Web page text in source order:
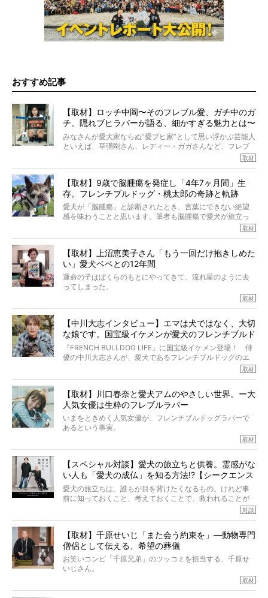
おすすめ記事
【取材】ロッチ中岡〜そのフレブル愛、ガチ中のガ
チ。隠れブヒラバーが語る、細かすぎる魅力とは〜
【前編】
みなさんが愛犬家ならぬ“愛ブヒ家”として思い浮かぶ芸能人
といえば、草彅剛さん、レディー・ガガさんなど、フレブ
ルを飼っている方が多いと思います。が、ロッチ中岡さん
んのインスタグラムを覗くと、たくさんのフレブルアカウ
ントがフォローされていて、わが『FRENCH BULLDOG
LIFE』モデルのnicoやトーラスも、その中の一頭。
そんな中岡さんに、フレブルの魅力を語っていただきまし
た。そのブヒ愛っぷりは、思ってた以上！ ガチ中のガチ
取材
【取材】9歳で脳腫瘍を発症し「4年7ヶ月間」生
存。フレンチブルドッグ・桃太郎の奇跡と軌跡
愛犬が「脳腫瘍」と診断されたとき、言葉にできない絶望
感を味わうことと思います。筆者も脳腫瘍で愛犬が旅立っ
たひとり。だからこそ、どれほど厄介で困難な病気かを理
ところが、フレンチブルドッグの桃太郎は9歳で脳腫瘍を発
症し、なんと4年7ヶ月間も生き抜いたのです。旅立ったと
きの年齢は13歳と11ヶ月、レジェンド級のレジェンドでし
た。さらには、治療後3年間は一度も発作が起きなかったと
いいます。
この事実はフレンチブルドッグだけでなく、脳腫瘍と闘う
太郎のオーナーである佐藤さんご夫婦に、治療の選択やケ
アについて詳しくお話しをうかがいました。
取材
【取材】上沼恵美子さん「もう一回だけ抱きしめた
い」愛犬ベベとの12年間
運命の子はぼくらのもとにやってきて、流れ星のように去
ってしまった。
り添いたいと思う。
その悲しみをいますぐ解消することはできないが、話をき
いて、泣いたり笑ったりするのもいいだろう。
こんな子だった、こんなにいい子だった、ほんとうに愛し
ていたと。
ぼくらは上沼恵美子さんのご自宅へ伺って、お話をきこう
と思った。
取材
【中川大志インタビュー】エマは犬ではなく、大切
な娘です。国宝級イケメンが愛犬のフレンチブルド
ッグと一緒に登場
『FRENCH BULLDOG LIFE』に国宝級イケメン登場！ 俳
優の中川大志さんが、愛犬であるフレンチブルドッグのエ
マちゃん（2歳の女の子）にメロメロとの情報を聞きつけ、
カエピソードが次から次へと飛び出しました。
取材
【取材】川口春奈と愛犬アムのやさしい世界。ー大
人気女優は生粋のフレブルラバー
いまをときめく人気女優が、フレンチブルドッグラバーで
あるという事実。
とりを目の当たりにするほどに、そのフレンチブルドッグ
愛がわたしたちのそれとまったく同じであることに、なん
だかうれしくなってしまったのでした。
春奈さんとアムちゃんのすてきな暮らしを、BUHI編集長の
小西がいつくしみながら、切り取らせていただきます。
取材
【スペシャル対談】愛犬の旅立ちと供養。霊感がな
い人も「愛犬の成仏」を知る方法!?【シークエンス
はやとも×PELI】
愛犬の旅立ちは、誰もが目を背けたくなるもの。けれど事
前に知っておくこと、考えておくことで、救われることが
力をもつお笑い芸人「シークエンスはやとも」さんに、愛
犬の旅立ちや供養についてインタビュー。
インタビュアー兼対談相手は、大の犬好きで心霊分野の知
識にも長けているPELIさん。
「愛犬が旅立ったあと、ベッドやおもちゃはどうすればい
対談
【取材】千原せいじ「また会う約束を」―動物専門
僧侶として伝える、希望の葬儀
お笑いコンビ「千原兄弟」のツッコミを担当する、千原せ
いじさん。
取材